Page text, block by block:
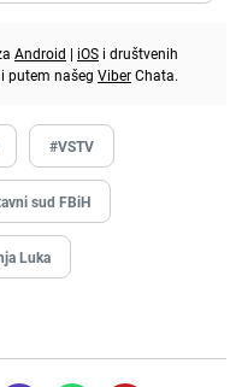
Android | iOS i društvenih
putem našeg ViberChata.
#VSTV
sud FBiH
Luka